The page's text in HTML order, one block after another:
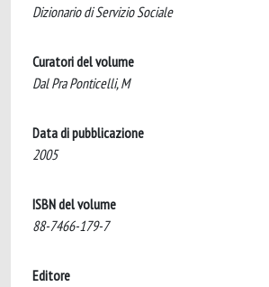
Dizionario di Servizio Sociale
Curatori del volume
Dal Pra Ponticelli, M
Data di pubblicazione
2005
ISBN del volume
88-7466-179-7
Editore